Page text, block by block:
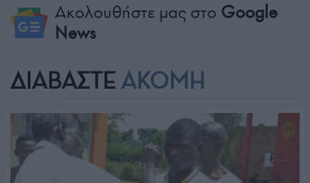
Ακολουθήστε μας στο Google
News
ΔΙΑΒΑΣΤΕ ΑΚΟΜΗ